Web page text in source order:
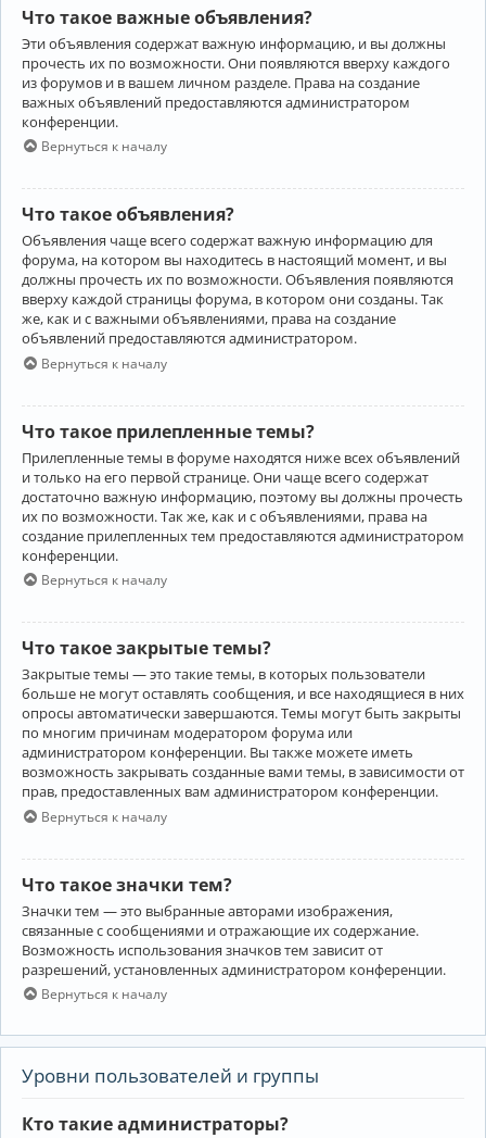
Что такое важные объявления?
Эти объявления содержат важную информацию, и вы должны
прочесть их по возможности. Они появляются вверху каждого
из форумов и в вашем личном разделе. Права на создание
важных объявлений предоставляются администратором
конференции.
Вернуться к началу
Что такое объявления?
Объявления чаще всего содержат важную информацию для
форума, на котором вы находитесь в настоящий момент, и вы
должны прочесть их по возможности. Объявления появляются
вверху каждой страницы форума, в котором они созданы. Так
же, как и с важными объявлениями, права на создание
объявлений предоставляются администратором.
Вернуться к началу
Что такое прилепленные темы?
Прилепленные темы в форуме находятся ниже всех объявлений
и только на его первой странице. Они чаще всего содержат
достаточно важную информацию, поэтому вы должны прочесть
их по возможности. Так же, как и с объявлениями, права на
создание прилепленных тем предоставляются администратором
конференции.
Вернуться к началу
Что такое закрытые темы?
Закрытые темы — это такие темы, в которых пользователи
больше не могут оставлять сообщения, и все находящиеся в них
опросы автоматически завершаются. Темы могут быть закрыты
по многим причинам модератором форума или
администратором конференции. Вы также можете иметь
возможность закрывать созданные вами темы, в зависимости от
прав, предоставленных вам администратором конференции.
Вернуться к началу
Что такое значки тем?
Значки тем — это выбранные авторами изображения,
связанные с сообщениями и отражающие их содержание.
Возможность использования значков тем зависит от
разрешений, установленных администратором конференции.
Вернуться к началу
Уровни пользователей и группы
Кто такие администраторы?